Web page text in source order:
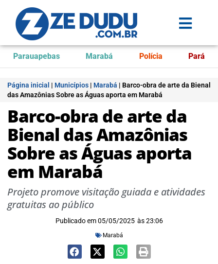
Parauapebas Marabá Polícia Pará
Página inicial | Municípios | Marabá | Barco-obra de arte da Bienal
das Amazônias Sobre as Águas aporta em Marabá
Barco-obra de arte da
Bienal das Amazônias
Sobre as Águas aporta
em Marabá
Projeto promove visitação guiada e atividades
gratuitas ao público
Publicado em 05/05/2025 às 23:06
Marabá